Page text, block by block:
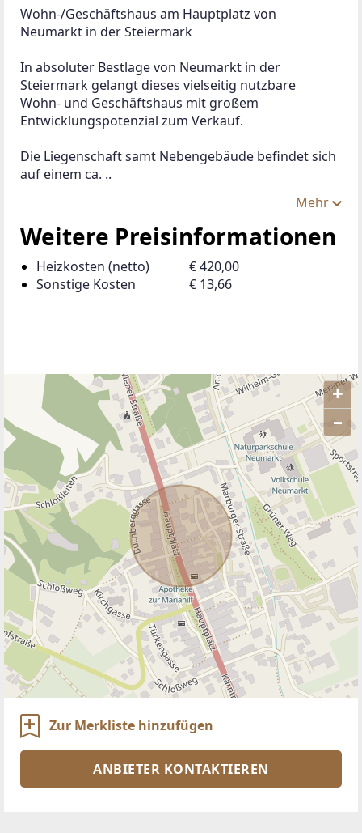
Wohn-/Geschäftshaus am Hauptplatz von
Neumarkt in der Steiermark
In absoluter Bestlage von Neumarkt in der
Steiermark gelangt dieses vielseitig nutzbare
Wohn- und Geschäftshaus mit großem
Entwicklungspotenzial zum Verkauf.
Die Liegenschaft samt Nebengebäude befindet sich
auf einem ca. ..
Mehr
Weitere Preisinformationen
Heizkosten (netto)
€ 420,00
Sonstige Kosten
€ 13,66
+
–
ANBIETER KONTAKTIEREN
Zur Merkliste hinzufügen
ANBIETER KONTAKTIEREN